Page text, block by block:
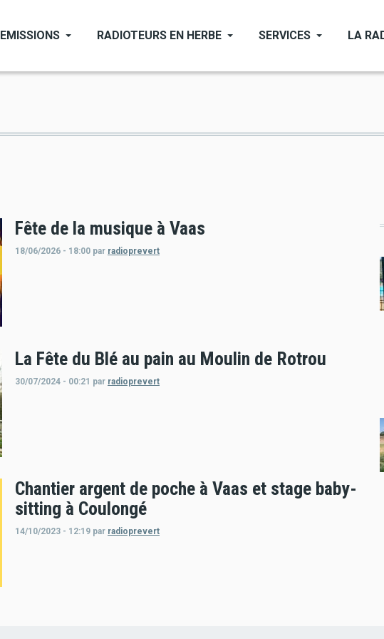
EMISSIONS RADIOTEURS EN HERBE SERVICES LA
Fête de la musique à Vaas
18/06/2026 - 18:00 par radioprevert
La Fête du Blé au pain au Moulin de Rotrou
30/07/2024 - 00:21 par radioprevert
Chantier argent de poche à Vaas et stage baby-
sitting à Coulongé
14/10/2023 - 12:19 par radioprevert